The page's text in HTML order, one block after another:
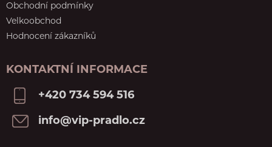
Obchodní podmínky
Velkoobchod
Hodnocení zákazníků
KONTAKTNÍ INFORMACE
+420 734 594 516
info@vip-pradlo.cz